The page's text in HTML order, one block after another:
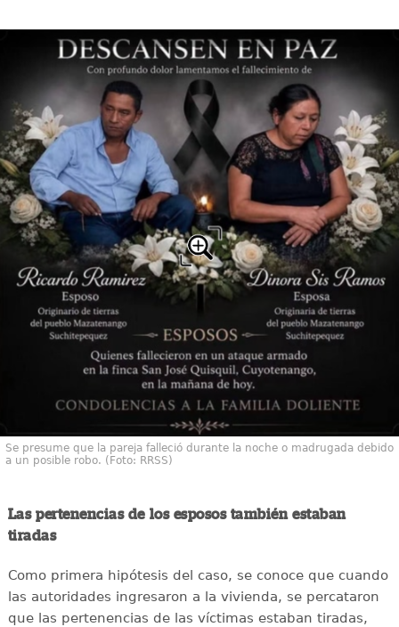
Se presume que la pareja falleció durante la noche o madrugada debido
a un posible robo. (Foto: RRSS)
Las pertenencias de los esposos también estaban
tiradas
Como primera hipótesis del caso, se conoce que cuando
las autoridades ingresaron a la vivienda, se percataron
que las pertenencias de las víctimas estaban tiradas,